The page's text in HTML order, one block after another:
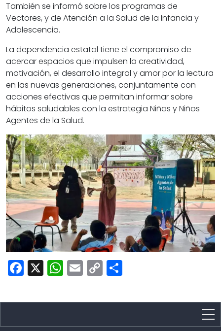
También se informó sobre los programas de
Vectores, y de Atención a la Salud de la Infancia y
Adolescencia.
La dependencia estatal tiene el compromiso de
acercar espacios que impulsen la creatividad,
motivación, el desarrollo integral y amor por la lectura
en las nuevas generaciones, conjuntamente con
acciones efectivas que permitan informar sobre
hábitos saludables con la estrategia Niñas y Niños
Agentes de la Salud.
Facebook
X WhatsApp
Email
Copy
Link